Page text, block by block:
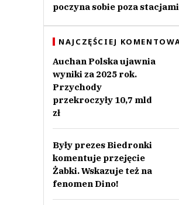
poczyna sobie poza stacjami
NAJCZĘŚCIEJ
Auchan Polska ujawnia
wyniki za 2025 rok.
Przychody
przekroczyły 10,7 mld
zł
Były prezes Biedronki
komentuje przejęcie
Żabki. Wskazuje też na
fenomen Dino!